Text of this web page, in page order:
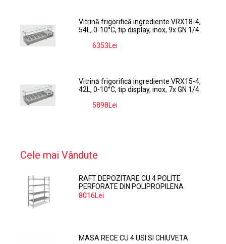
Vitrină frigorifică ingrediente VRX18-4,
54L, 0-10°C, tip display, inox, 9x GN 1/4
6353Lei
Vitrină frigorifică ingrediente VRX15-4,
42L, 0-10°C, tip display, inox, 7x GN 1/4
5898Lei
Cele mai Vândute
RAFT DEPOZITARE CU 4 POLITE
PERFORATE DIN POLIPROPILENA
374*60 CM
8016Lei
MASA RECE CU 4 USI SI CHIUVETA